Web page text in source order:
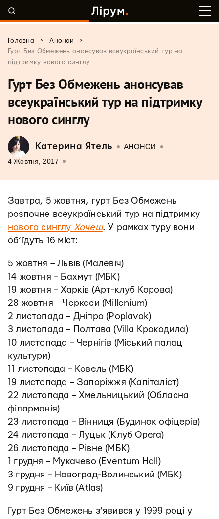
Головна > Анонси
>
Гурт Без Обмежень анонсував всеукраїнський тур на
підтримку нового синглу
Гурт Без Обмежень анонсував
всеукраїнський тур на підтримку
нового синглу
Катерина Ятель АНОНСИ
4 Жовтня, 2017
Завтра, 5 жовтня, гурт Без Обмежень
розпочне всеукраїнський тур на підтримку
нового синглу Хочеш. У рамках туру вони
об’їдуть 16 міст:
5 жовтня – Львів (Малевіч)
14 жовтня – Бахмут (МБК)
19 жовтня – Харків (Арт-клуб Корова)
28 жовтня – Черкаси (Millenium)
2 листопада – Дніпро (Poplavok)
3 листопада – Полтава (Villa Крокодила)
10 листопада – Чернігів (Міський палац
культури)
11 листопада – Ковель (МБК)
19 листопада – Запоріжжя (Капіталіст)
22 листопада – Хмельницький (Обласна
філармонія)
23 листопада – Вінниця (Будинок офіцерів)
24 листопада – Луцьк (Клуб Opera)
26 листопада – Рівне (МБК)
1 грудня – Мукачево (Eventum Hall)
3 грудня – Новоград-Волинський (МБК)
9 грудня – Київ (Atlas)
Гурт Без Обмежень з’явився у 1999 році у